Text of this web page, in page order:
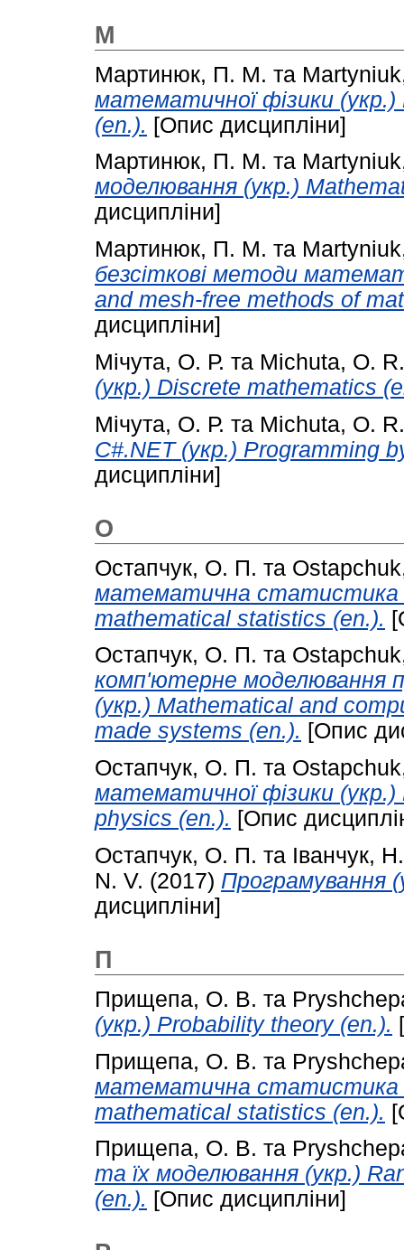
М
Мартинюк, П. М. та
математичної фізики
(en.). [Опис дисципліни]
Мартинюк, П. М. та
моделювання (укр.)
дисципліни]
Мартинюк, П. М. та
безсіткові методи
and mesh-free methods of
дисципліни]
Мічута, О. Р. та Michuta, O. R.
(укр.) Discrete mathematics
Мічута, О. Р. та Michuta, O. R.
С#.NET (укр.) Programming
дисципліни]
О
Остапчук, О. П. та
математична статистика
mathematical statistics (en.).
Остапчук, О. П. та
комп'ютерне моделювання
(укр.) Mathematical and
made systems (en.). [Опис
Остапчук, О. П. та
математичної фізики
physics (en.). [Опис
Остапчук, О. П. та Іванчук,
N. V. (2017) Програмування
дисципліни]
П
Прищепа, О. В. та
(укр.) Probability theory (en.).
Прищепа, О. В. та
математична статистика
mathematical statistics (en.).
Прищепа, О. В. та
та їх моделювання (укр.)
(en.). [Опис дисципліни]